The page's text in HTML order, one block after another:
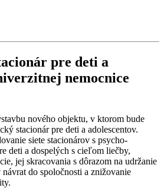
pre deti a
nemocnice
nového objektu, v ktorom bude
stacionár pre deti a adolescentov.
siete stacionárov s psycho-
deti a dospelých s cieľom liečby,
jej skracovania s dôrazom na udržanie
do spoločnosti a znižovanie